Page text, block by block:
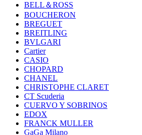
BELL＆ROSS
BOUCHERON
BREGUET
BREITLING
BVLGARI
Cartier
CASIO
CHOPARD
CHANEL
CHRISTOPHE CLARET
CT Scuderia
CUERVO Y SOBRINOS
EDOX
FRANCK MULLER
GaGa Milano